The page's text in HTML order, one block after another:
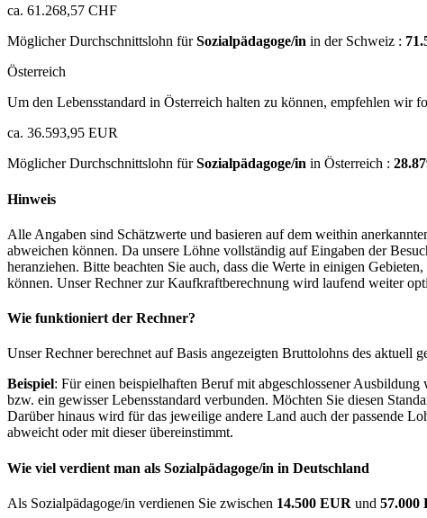
ca. 61.268,57 CHF
Möglicher Durchschnittslohn fürSozialpädagoge/in in der Schweiz :
Österreich
Um den Lebensstandard in Österreich halten zu können, empfehlen wir
ca. 36.593,95 EUR
Möglicher Durchschnittslohn fürSozialpädagoge/in in Österreich :
Hinweis
Alle Angaben sind Schätzwerte und basieren auf dem weithin
abweichen können. Da unsere Löhne vollständig auf Eingaben der
heranziehen. Bitte beachten Sie auch, dass die Werte in einigen
können. Unser Rechner zur Kaufkraftberechnung wird laufend weiter
Wie funktioniert der Rechner?
Unser Rechner berechnet auf Basis angezeigten Bruttolohns des
Beispiel: Für einen beispielhaften Beruf mit abgeschlossener
bzw. ein gewisser Lebensstandard verbunden. Möchten Sie diesen
Darüber hinaus wird für das jeweilige andere Land auch der passende
abweicht oder mit dieser übereinstimmt.
Wie viel verdient man als Sozialpädagoge/in in Deutschland
Als Sozialpädagoge/in verdienen Sie zwischen 14.500 EUR und 57.000